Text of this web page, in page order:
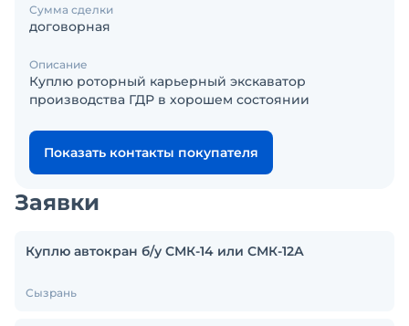
Сумма сделки
договорная
Описание
Куплю роторный карьерный экскаватор
производства ГДР в хорошем состоянии
Показать контакты покупателя
Заявки
Куплю автокран б/у СМК-14 или СМК-12А
Сызрань